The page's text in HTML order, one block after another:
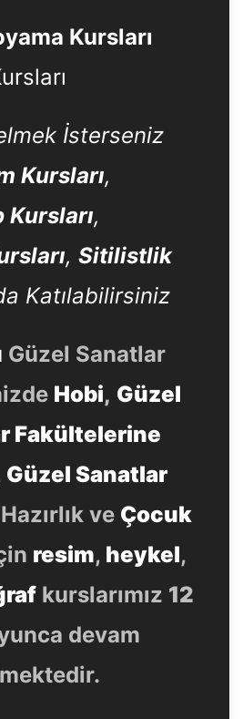
Kursları
İsterseniz
Kursları,
,
, Sitilistlik
Katılabilirsiniz
Güzel Sanatlar
Hobi, Güzel
Fakültelerine
Güzel Sanatlar
Hazırlık ve Çocuk
resim, heykel,
kurslarımız 12
devam